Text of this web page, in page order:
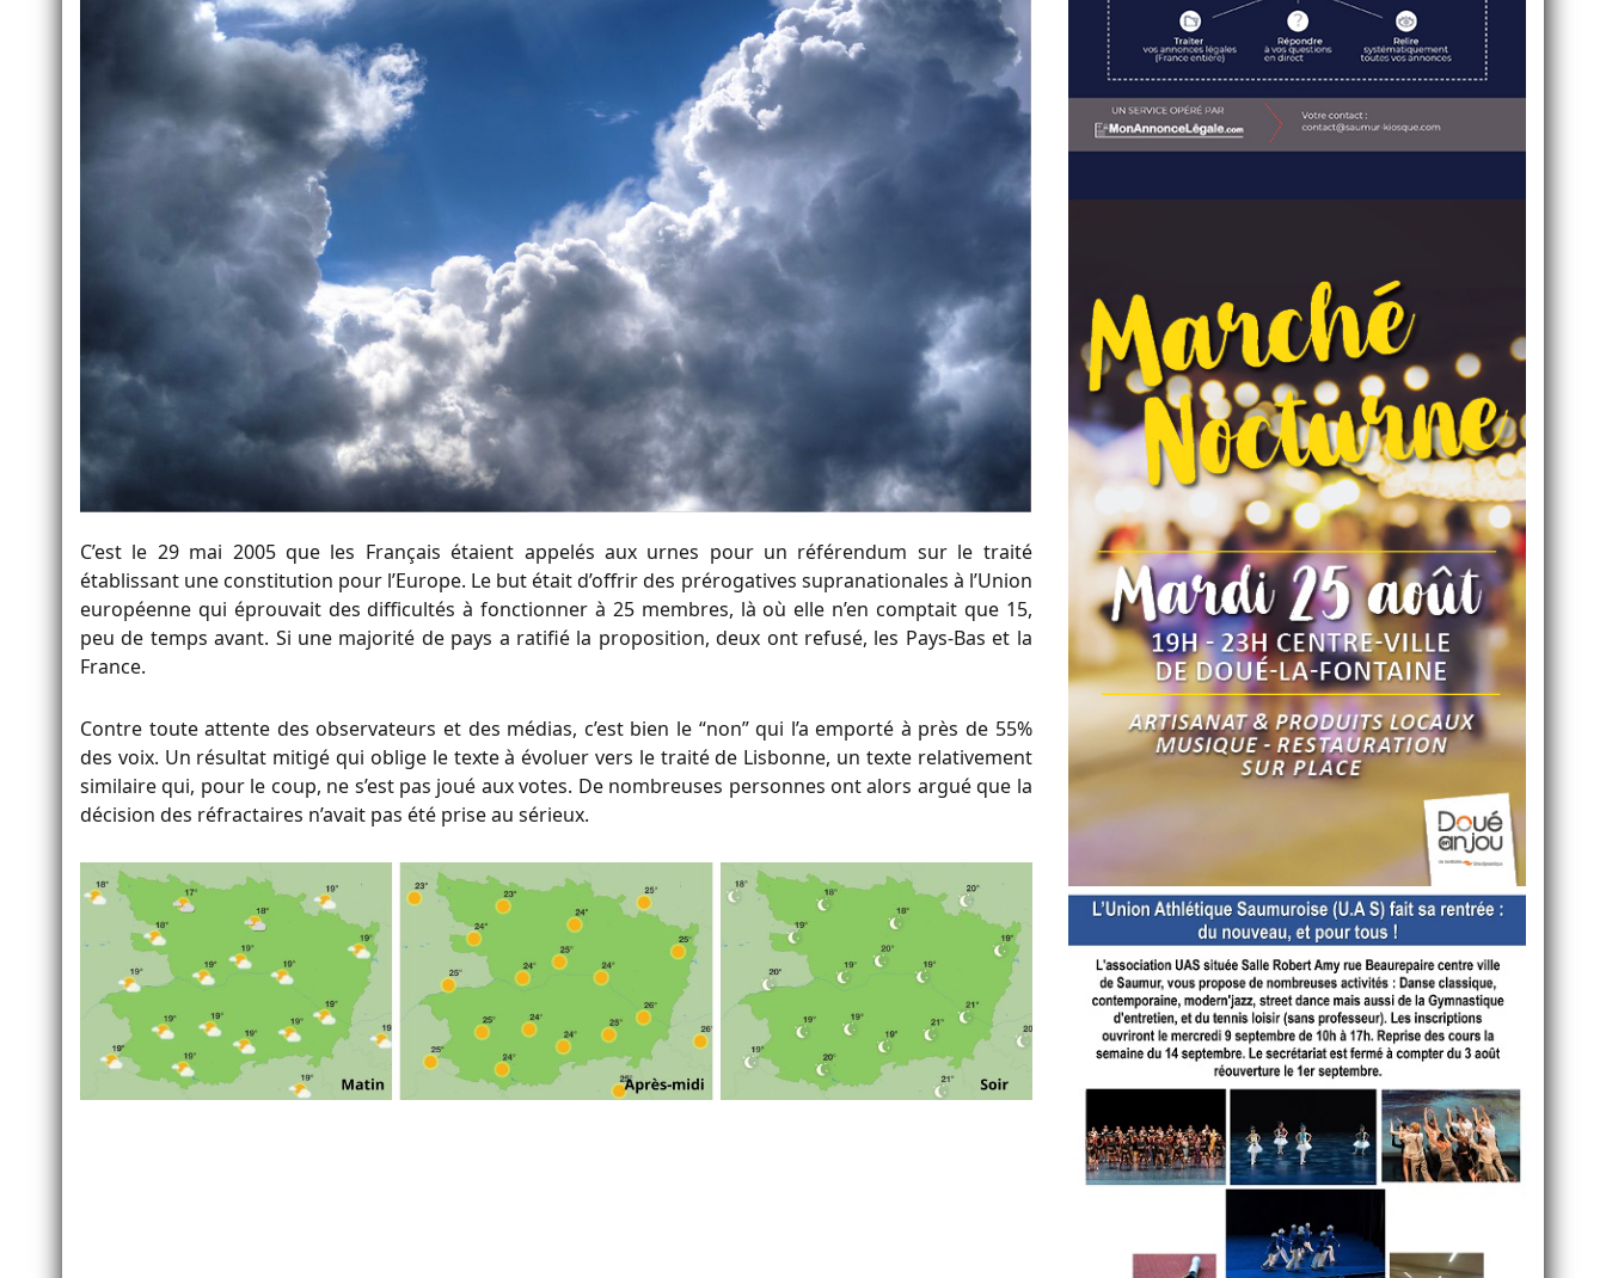
C’est le 29 mai 2005 que les Français étaient appelés aux urnes pour un référendum sur le traité
établissant une constitution pour l’Europe. Le but était d’offrir des prérogatives supranationales à l’Union
européenne qui éprouvait des difficultés à fonctionner à 25 membres, là où elle n’en comptait que 15,
peu de temps avant. Si une majorité de pays a ratifié la proposition, deux ont refusé, les Pays-Bas et la
France.
Contre toute attente des observateurs et des médias, c’est bien le “non” qui l’a emporté à près de 55%
des voix. Un résultat mitigé qui oblige le texte à évoluer vers le traité de Lisbonne, un texte relativement
similaire qui, pour le coup, ne s’est pas joué aux votes. De nombreuses personnes ont alors argué que la
décision des réfractaires n’avait pas été prise au sérieux.